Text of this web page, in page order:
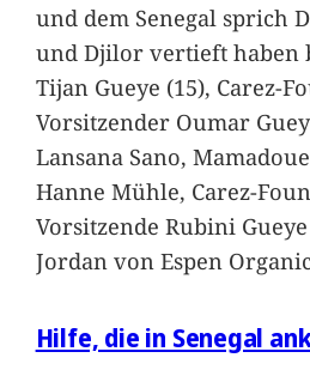
und dem Senegal sprich
und Djilor vertieft haben
Tijan Gueye (15), Carez-
Vorsitzender Oumar
Lansana Sano,
Hanne Mühle, Carez-
Vorsitzende Rubini
Jordan von Espen
Hilfe, die in Senegal